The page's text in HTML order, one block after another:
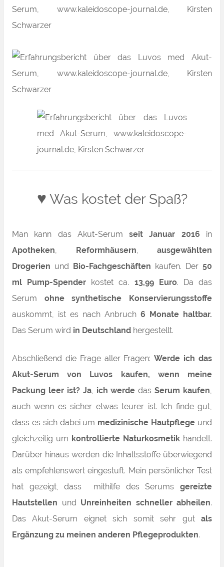
♥ Was kostet der Spaß?
Man kann das Akut-Serumseit Januar 2016 in
Apotheken, Reformhäusern, ausgewählten
Drogerien und Bio-Fachgeschäften kaufen. Der 50
ml Pump-Spender kostet ca. 13,99 Euro. Da das
Serum ohne synthetische Konservierungsstoffe
auskommt, ist es nach Anbruch 6 Monate haltbar.
Das Serum wird in Deutschland hergestellt.
Abschließend die Frage aller Fragen:Werde ich das
Akut-Serum von Luvos kaufen, wenn meine
Packung leer ist? Ja, ich werde dasSerum kaufen,
auch wenn es sicher etwas teurer ist. Ich finde gut,
dass es sich dabei um medizinische Hautpflege und
gleichzeitig um kontrollierte Naturkosmetik handelt.
Darüber hinaus werden die Inhaltsstoffe überwiegend
als empfehlenswert eingestuft. Mein persönlicher Test
hat gezeigt, dass mithilfe des Serums gereizte
Hautstellen und Unreinheiten schneller abheilen.
Das Akut-Serum eignet sich somitsehr gutals
Ergänzung zu meinen anderen Pflegeprodukten.